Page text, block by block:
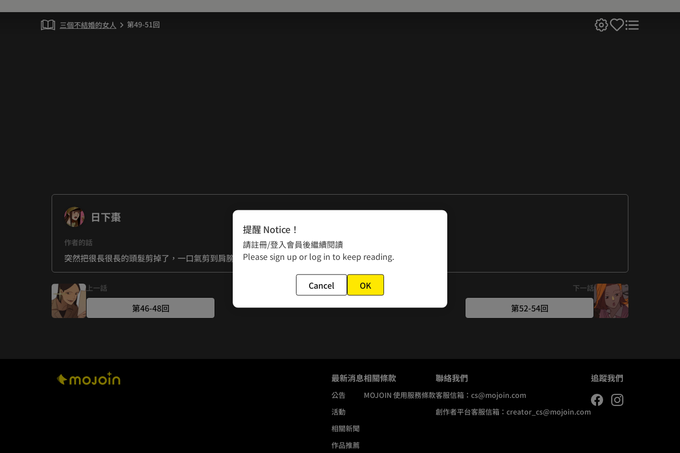
三個不結婚的女人 chevron_right 第49-51回
日下棗
作者的話
突然把很長很長的頭髮剪掉了，一口氣剪到肩膀，覺得很清爽。
上一話
第46-48回
下一話
第52-54回
最新消息
公告
活動
相關新聞
作品推薦
相關條款
MOJOIN 使用服務條款
聯絡我們
客服信箱： cs@mojoin.com
創作者平台客服信箱： creator_cs@mojoin.com
追蹤我們
提醒 Notice！
請註冊/登入會員後繼續閱讀
Please sign up or log in to keep reading.
Cancel OK